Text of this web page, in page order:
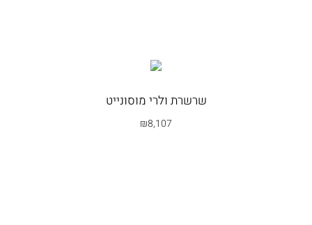
שרשרת ולרי מוסונייט
₪8,107